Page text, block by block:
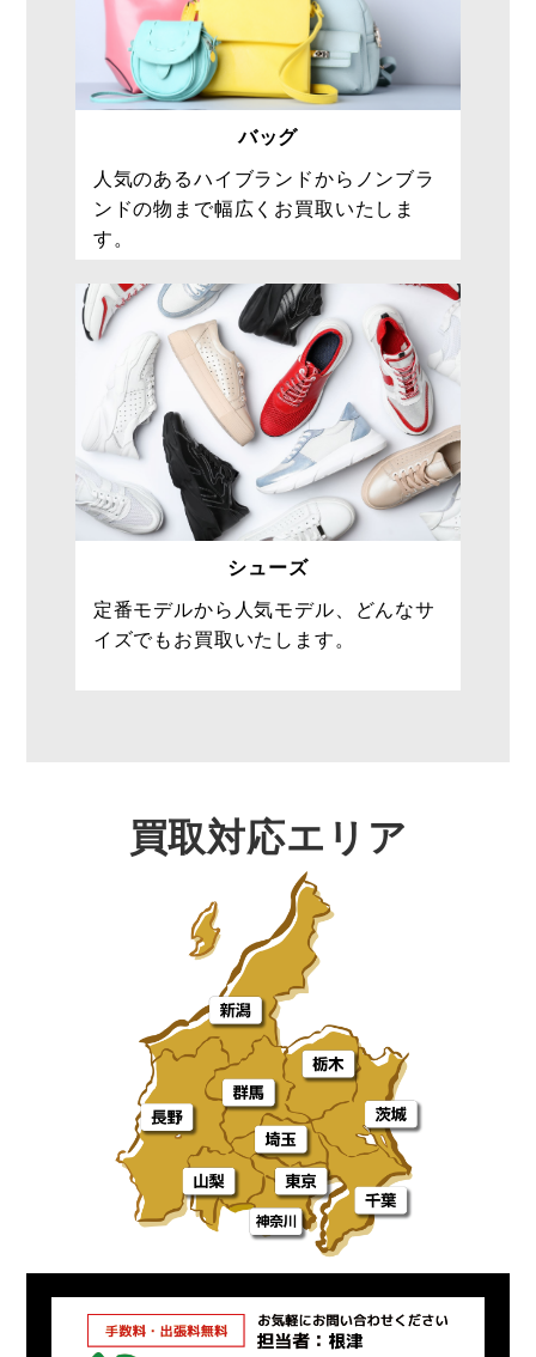
バッグ
人気のあるハイブランドからノンブラ
ンドの物まで幅広くお買取いたしま
す。
シューズ
定番モデルから人気モデル、どんなサ
イズでもお買取いたします。
買取対応エリア